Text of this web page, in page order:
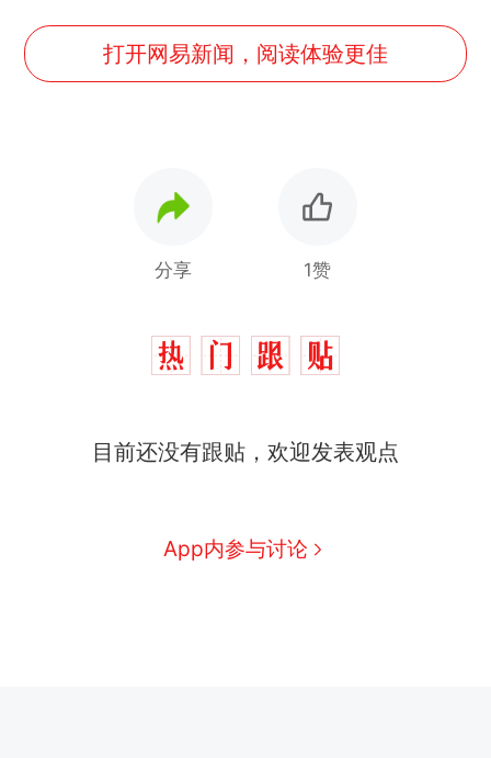
打开网易新闻，阅读体验更佳
分享 1赞
目前还没有跟贴，欢迎发表观点
App内参与讨论